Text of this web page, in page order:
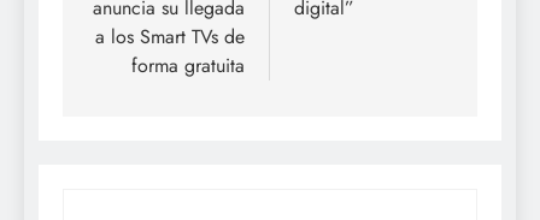
anuncia su llegada
a los Smart TVs de
forma gratuita
digital”